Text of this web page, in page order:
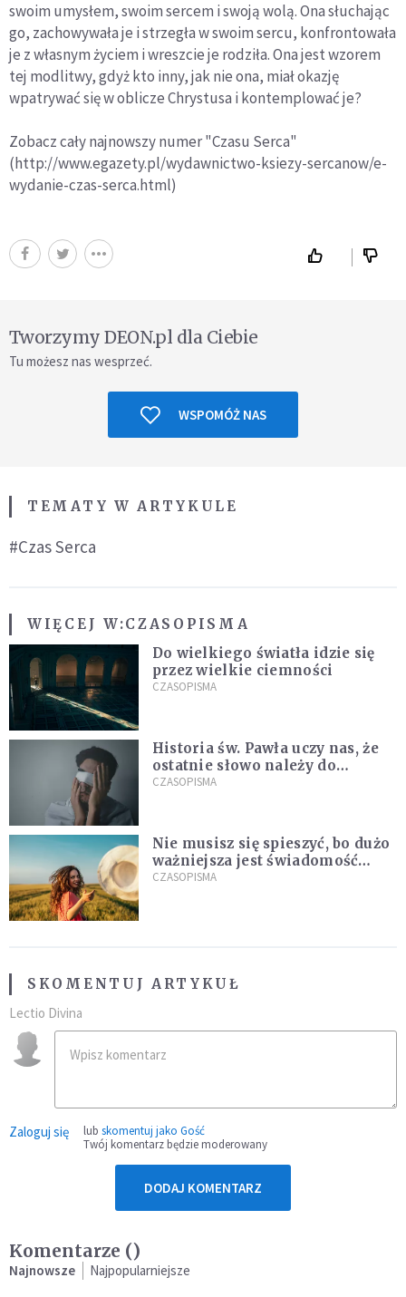
swoim umysłem, swoim sercem i swoją wolą. Ona słuchając
go, zachowywała je i strzegła w swoim sercu, konfrontowała
je z własnym życiem i wreszcie je rodziła. Ona jest wzorem
tej modlitwy, gdyż kto inny, jak nie ona, miał okazję
wpatrywać się w oblicze Chrystusa i kontemplować je?
Zobacz cały najnowszy numer "Czasu Serca"
(http://www.egazety.pl/wydawnictwo-ksiezy-sercanow/e-
wydanie-czas-serca.html)
Tworzymy DEON.pl dla Ciebie
Tu możesz nas wesprzeć.
WSPOMÓŻ NAS
TEMATY W ARTYKULE
#Czas Serca
WIĘCEJ W:CZASOPISMA
Do wielkiego światła idzie się
przez wielkie ciemności
CZASOPISMA
Historia św. Pawła uczy nas, że
ostatnie słowo należy do
światła, a nie do ciemności
CZASOPISMA
Nie musisz się spieszyć, bo dużo
ważniejsza jest świadomość
kierunku
CZASOPISMA
SKOMENTUJ ARTYKUŁ
Lectio Divina
Zaloguj się lub skomentuj jako Gość
Twój komentarz będzie moderowany
DODAJ KOMENTARZ
Komentarze ()
Najnowsze Najpopularniejsze